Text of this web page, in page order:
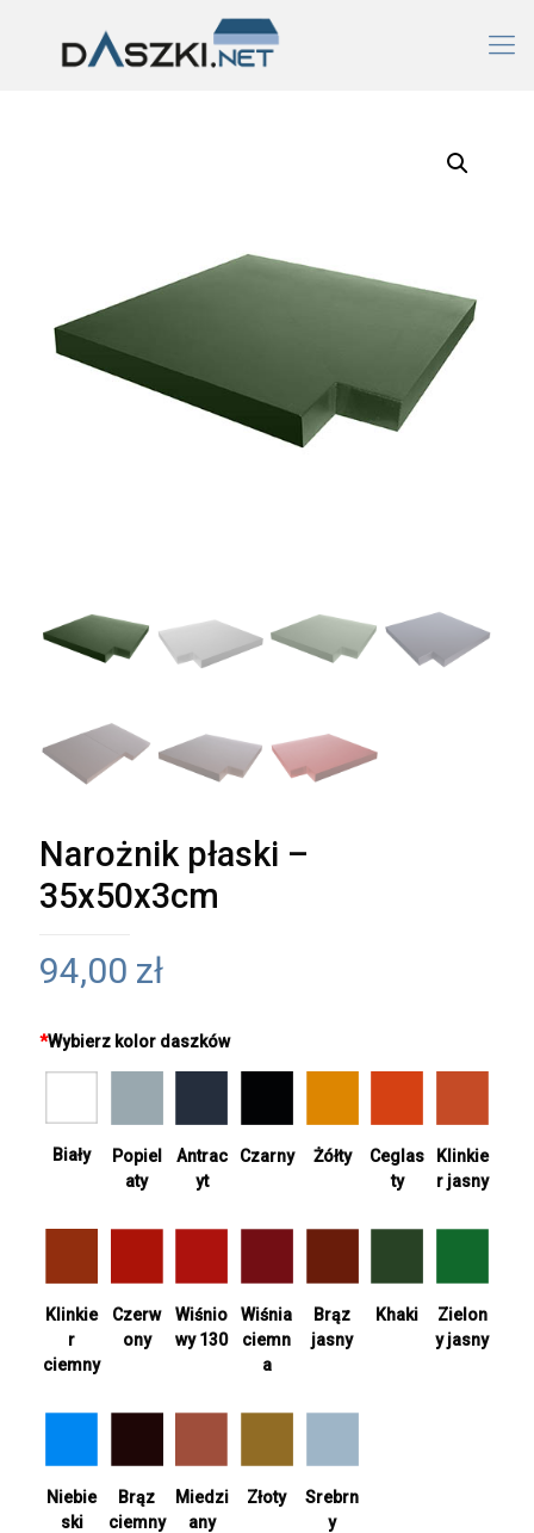
Narożnik płaski –
35x50x3cm
94,00 zł
*Wybierz kolor daszków
Biały
Popiel
aty
Antrac
yt
Czarny Żółty
Ceglas
ty
Klinkie
r jasny
Klinkie
r
ciemny
Czerw
ony
Wiśnio
wy 130
Wiśnia
ciemn
a
Brąz
jasny
Khaki
Zielon
y jasny
Niebie
ski
Brąz
ciemny
Miedzi
any
Złoty
Srebrn
y